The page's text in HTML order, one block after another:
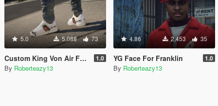
5.0 5,088 73
Custom King Von Air Force 1 1.0
By Roberteazy13
4.86 2,453 35
YG Face For Franklin 1.0
By Roberteazy13